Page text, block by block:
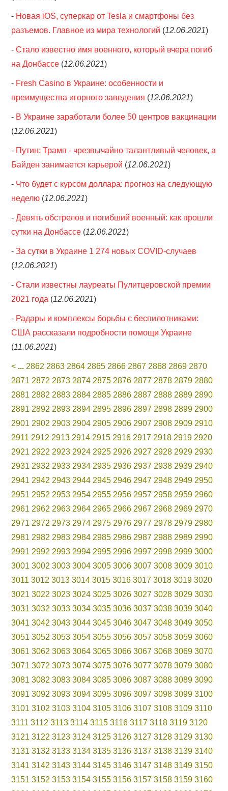
- Новая iOS, суперкар от Tesla и смартфоны без
разъемов. Главное из мира технологий (12.06.2021)
-Стало известно имя военного, который вчера погиб
на Донбассе (12.06.2021)
- Fresh Casino в Украине: особенности и
преимущества игорного заведения (12.06.2021)
- В Украине заработали более 50 центров вакцинации
(12.06.2021)
- Путин: Трамп - чрезвычайно талантливый человек, а
Байден занимается карьерой (12.06.2021)
- Что будет с курсом доллара: прогноз на следующую
неделю (12.06.2021)
-Девять обстрелов и погибший военный: как прошли
сутки на Донбассе (12.06.2021)
-За сутки в Украине 1 274 новых COVID-случаев
(12.06.2021)
-Стали известны лауреаты Пулитцеровской премии
2021 года (12.06.2021)
- Радары и комплексы борьбы с беспилотниками:
США рассказали подробности помощи Украине
(11.06.2021)
< ... 2862 2863 2864 2865 2866 2867 2868 2869 2870
2871 2872 2873 2874 2875 2876 2877 2878 2879 2880
2881 2882 2883 2884 2885 2886 2887 2888 2889 2890
2891 2892 2893 2894 2895 2896 2897 2898 2899 2900
2901 2902 2903 2904 2905 2906 2907 2908 2909 2910
2911 2912 2913 2914 2915 2916 2917 2918 2919 2920
2921 2922 2923 2924 2925 2926 2927 2928 2929 2930
2931 2932 2933 2934 2935 2936 2937 2938 2939 2940
2941 2942 2943 2944 2945 2946 2947 2948 2949 2950
2951 2952 2953 2954 2955 2956 2957 2958 2959 2960
2961 2962 2963 2964 2965 2966 2967 2968 2969 2970
2971 2972 2973 2974 2975 2976 2977 2978 2979 2980
2981 2982 2983 2984 2985 2986 2987 2988 2989 2990
2991 2992 2993 2994 2995 2996 2997 2998 2999 3000
3001 3002 3003 3004 3005 3006 3007 3008 3009 3010
3011 3012 3013 3014 3015 3016 3017 3018 3019 3020
3021 3022 3023 3024 3025 3026 3027 3028 3029 3030
3031 3032 3033 3034 3035 3036 3037 3038 3039 3040
3041 3042 3043 3044 3045 3046 3047 3048 3049 3050
3051 3052 3053 3054 3055 3056 3057 3058 3059 3060
3061 3062 3063 3064 3065 3066 3067 3068 3069 3070
3071 3072 3073 3074 3075 3076 3077 3078 3079 3080
3081 3082 3083 3084 3085 3086 3087 3088 3089 3090
3091 3092 3093 3094 3095 3096 3097 3098 3099 3100
3101 3102 3103 3104 3105 3106 3107 3108 3109 3110
3111 3112 3113 3114 3115 3116 3117 3118 3119 3120
3121 3122 3123 3124 3125 3126 3127 3128 3129 3130
3131 3132 3133 3134 3135 3136 3137 3138 3139 3140
3141 3142 3143 3144 3145 3146 3147 3148 3149 3150
3151 3152 3153 3154 3155 3156 3157 3158 3159 3160